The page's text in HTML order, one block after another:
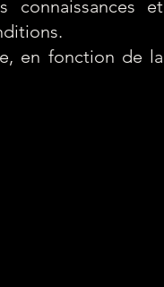
et
en fonction de la